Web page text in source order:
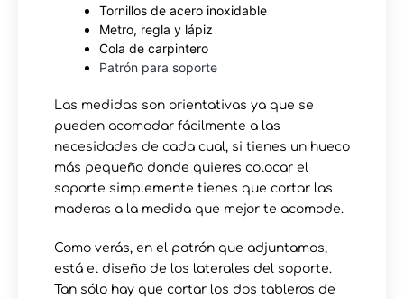
Tornillos de acero inoxidable
Metro, regla y lápiz
Cola de carpintero
Patrón para soporte
Las medidas son orientativas ya que se
pueden acomodar fácilmente a las
necesidades de cada cual, si tienes un hueco
más pequeño donde quieres colocar el
soporte simplemente tienes que cortar las
maderas a la medida que mejor te acomode.
Como verás, en el patrón que adjuntamos,
está el diseño de los laterales del soporte.
Tan sólo hay que cortar los dos tableros de